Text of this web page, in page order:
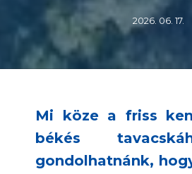
2026. 06. 17.
Mi köze a friss
békés
gondolhatnánk,